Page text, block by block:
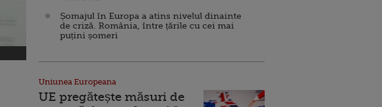
Șomajul în Europa a atins nivelul dinainte
de criză. România, între țările cu cei mai
puțini șomeri
Uniunea Europeana
UE pregătește măsuri de